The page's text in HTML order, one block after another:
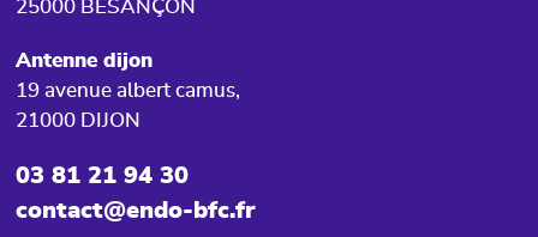
25000 BESANÇON
Antenne dijon
19 avenue albert camus,
21000 DIJON
03 81 21 94 30
contact@endo-bfc.fr